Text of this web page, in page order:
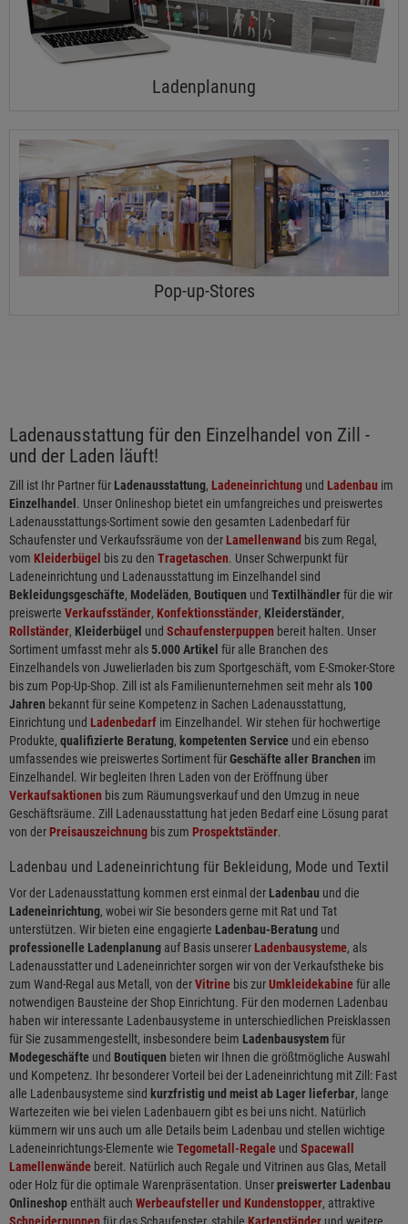
Ladenplanung
Pop-up-Stores
Ladenausstattung für den Einzelhandel von Zill -
und der Laden läuft!
Zill ist Ihr Partner für Ladenausstattung, Ladeneinrichtung und Ladenbau im
Einzelhandel . Unser Onlineshop bietet ein umfangreiches und preiswertes
Ladenausstattungs-Sortiment sowie den gesamten Ladenbedarf für
Schaufenster und Verkaufssräume von derLamellenwand bis zum Regal,
vom Kleiderbügel bis zu den Tragetaschen. Unser Schwerpunkt für
Ladeneinrichtung und Ladenausstattung im Einzelhandel sind
Bekleidungsgeschäfte, Modeläden, Boutiquen und Textilhändlerfür die wir
preiswerte Verkaufsständer, Konfektionsständer, Kleiderständer,
Rollständer, Kleiderbügel und Schaufensterpuppen bereit halten. Unser
Sortiment umfasst mehr als5.000 Artikel für alle Branchen des
Einzelhandels von Juwelierladen bis zum Sportgeschäft, vom E-Smoker-Store
bis zum Pop-Up-Shop. Zill ist als Familienunternehmen seit mehr als 100
Jahren bekannt für seine Kompetenz in Sachen Ladenausstattung,
Einrichtung und Ladenbedarf im Einzelhandel. Wir stehen für hochwertige
Produkte, qualifizierte Beratung, kompetenten Service und ein ebenso
umfassendes wie preiswertes Sortiment fürGeschäfte aller Branchen im
Einzelhandel. Wir begleiten Ihren Laden von der Eröffnung über
Verkaufsaktionen bis zum Räumungsverkauf und den Umzug in neue
Geschäftsräume. Zill Ladenausstattung hat jeden Bedarf eine Lösung parat
von derPreisauszeichnung bis zum Prospektständer.
Ladenbau und Ladeneinrichtung für Bekleidung, Mode und Textil
Vor der Ladenausstattung kommen erst einmal der Ladenbau und die
Ladeneinrichtung, wobei wir Sie besonders gerne mit Rat und Tat
unterstützen. Wir bieten eine engagierte Ladenbau-Beratung und
professionelle Ladenplanung auf Basis unsererLadenbausysteme, als
Ladenausstatter und Ladeneinrichter sorgen wir von der Verkaufstheke bis
zum Wand-Regal aus Metall, von derVitrine bis zurUmkleidekabinefür alle
notwendigen Bausteine der Shop Einrichtung. Für den modernen Ladenbau
haben wir interessante Ladenbausysteme in unterschiedlichen Preisklassen
für Sie zusammengestellt, insbesondere beim Ladenbausystemfür
Modegeschäfte und Boutiquen bieten wir Ihnen die größtmögliche Auswahl
und Kompetenz. Ihr besonderer Vorteil bei der Ladeneinrichtung mit Zill: Fast
alle Ladenbausysteme sind kurzfristig und meist ab Lager lieferbar, lange
Wartezeiten wie bei vielen Ladenbauern gibt es bei uns nicht. Natürlich
kümmern wir uns auch um alle Details beim Ladenbau und stellen wichtige
Ladeneinrichtungs-Elemente wie Tegometall-Regale und Spacewall
Lamellenwände bereit. Natürlich auch Regale und Vitrinen aus Glas, Metall
oder Holz für die optimale Warenpräsentation. Unserpreiswerter Ladenbau
Onlineshopenthält auch Werbeaufsteller und Kundenstopper, attraktive